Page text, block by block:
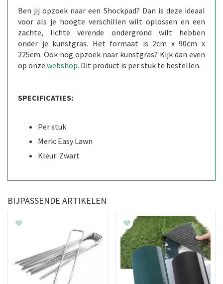
Ben jij opzoek naar een Shockpad? Dan is deze ideaal
voor als je hoogte verschillen wilt oplossen en een
zachte, lichte verende ondergrond wilt hebben
onder je kunstgras. Het formaat is 2cm x 90cm x
225cm. Ook nog opzoek naar kunstgras? Kijk dan even
op onze webshop. Dit product is per stuk te bestellen.
SPECIFICATIES:
Per stuk
Merk: Easy Lawn
Kleur: Zwart
BIJPASSENDE ARTIKELEN